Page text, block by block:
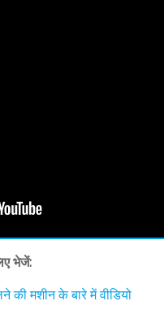
भेजें:
की मशीन के बारे में वीडियो